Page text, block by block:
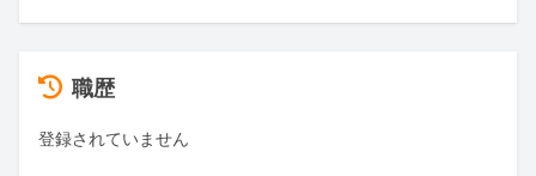
職歴
登録されていません